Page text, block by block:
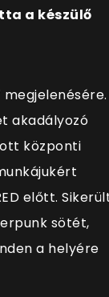
a készülő
akadályozó
központi
előtt.
sötét,
a helyére